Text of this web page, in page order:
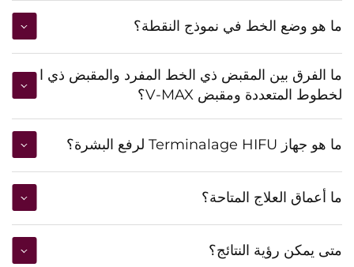
ما هو وضع الخط في نموذج النقطة؟
ما الفرق بين المقبض ذي الخط المفرد والمقبض ذي ا
لخطوط المتعددة ومقبض V-MAX؟
ما هو جهاز Terminalage HIFU لرفع البشرة؟
ما أعماق العلاج المتاحة؟
متى يمكن رؤية النتائج؟